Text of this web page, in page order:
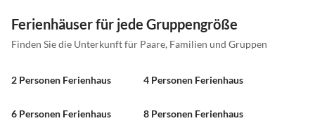
Ferienhäuser für jede Gruppengröße
Finden Sie die Unterkunft für Paare, Familien und Gruppen
2 Personen Ferienhaus 4 Personen Ferienhaus
6 Personen Ferienhaus 8 Personen Ferienhaus